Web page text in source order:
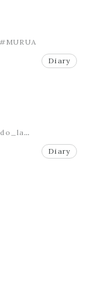
#MURUA
Diary
Diary